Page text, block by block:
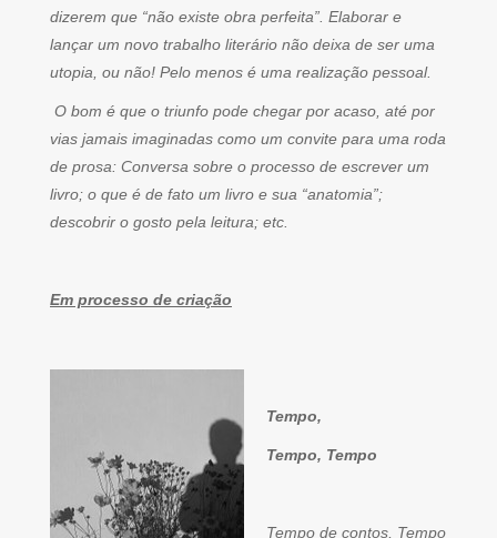
dizerem que “não existe obra perfeita”. Elaborar e
lançar um novo trabalho literário não deixa de ser uma
utopia, ou não! Pelo menos é uma realização pessoal.
O bom é que o triunfo pode chegar por acaso, até por
vias jamais imaginadas como um convite para uma roda
de prosa: Conversa sobre o processo de escrever um
livro; o que é de fato um livro e sua “anatomia”;
descobrir o gosto pela leitura; etc.
Em processo de criação
Tempo,
Tempo, Tempo
Tempo de contos, Tempo